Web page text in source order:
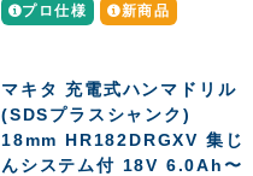
プロ仕様 新商品
マキタ 充電式ハンマドリル
(SDSプラスシャンク)
18mm HR182DRGXV 集じ
んシステム付 18V 6.0Ah〜